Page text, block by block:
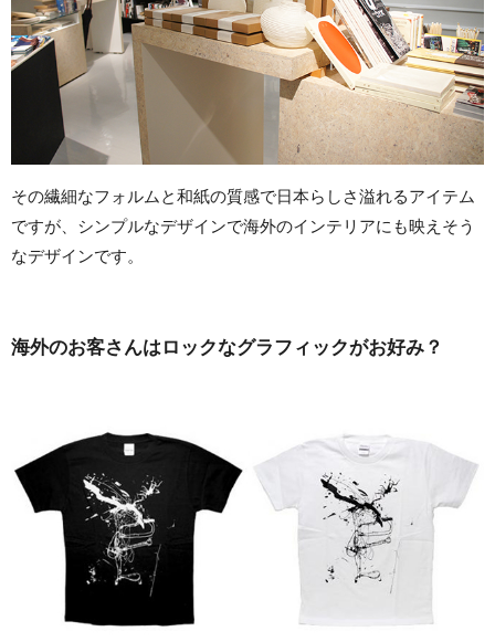
その繊細なフォルムと和紙の質感で日本らしさ溢れるアイテム
ですが、シンプルなデザインで海外のインテリアにも映えそう
なデザインです。
海外のお客さんはロックなグラフィックがお好み？